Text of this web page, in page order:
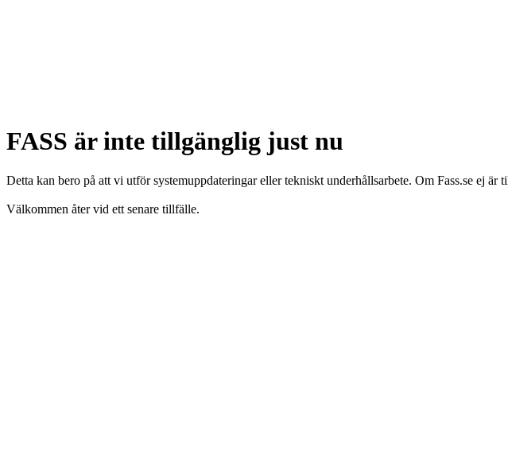
FASS är inte tillgänglig just nu
Detta kan bero på att vi utför systemuppdateringar eller tekniskt underhållsarbete. Om Fass.se ej
Välkommen åter vid ett senare tillfälle.